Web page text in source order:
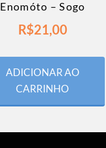
Enomóto – Sogo
R$21,00
ADICIONAR AO
CARRINHO